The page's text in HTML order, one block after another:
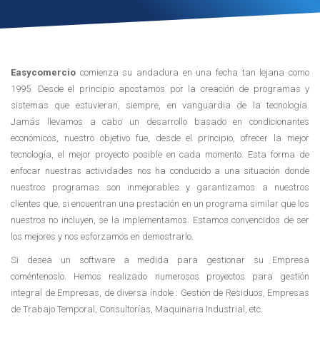
Easycomercio comienza su andadura en una fecha tan lejana como
1995. Desde el principio apostamos por la creación de programas y
sistemas que estuvieran, siempre, en vanguardia de la tecnología.
Jamás llevamos a cabo un desarrollo basado en condicionantes
económicos, nuestro objetivo fue, desde el principio, ofrecer la mejor
tecnología, el mejor proyecto posible en cada momento. Esta forma de
enfocar nuestras actividades nos ha conducido a una situación donde
nuestros programas son inmejorables y garantizamos a nuestros
clientes que, si encuentran una prestación en un programa similar que los
nuestros no incluyen, se la implementamos. Estamos convencidos de ser
los mejores y nos esforzamos en demostrarlo.
Si desea un software a medida para gestionar su Empresa
coméntenoslo. Hemos realizado numerosos proyectos para gestión
integral de Empresas, de diversa índole : Gestión de Residuos, Empresas
de Trabajo Temporal, Consultorías, Maquinaria Industrial, etc.